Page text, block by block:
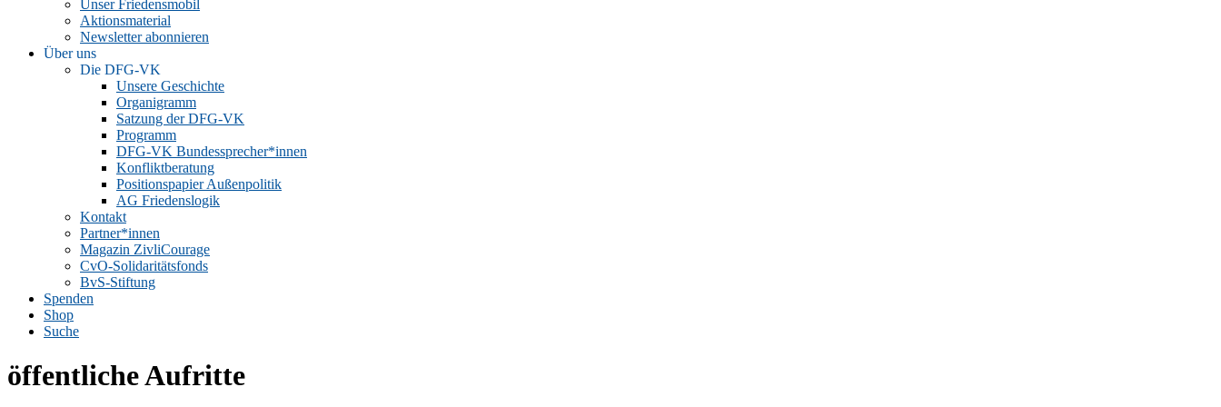
Unser Friedensmobil
Aktionsmaterial
Newsletter abonnieren
Über uns
Die DFG-VK
Unsere Geschichte
Organigramm
Satzung der DFG-VK
Programm
DFG-VK Bundessprecher*innen
Konfliktberatung
Positionspapier Außenpolitik
AG Friedenslogik
Kontakt
Partner*innen
Magazin ZivliCourage
CvO-Solidaritätsfonds
BvS-Stiftung
Spenden
Shop
Suche
öffentliche Aufritte